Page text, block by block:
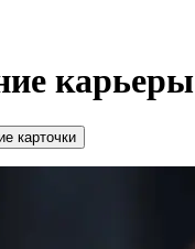
карьеры
карточки